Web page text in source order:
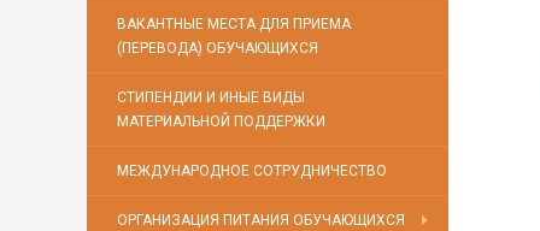
ВАКАНТНЫЕ МЕСТА ДЛЯ ПРИЕМА
(ПЕРЕВОДА) ОБУЧАЮЩИХСЯ
СТИПЕНДИИ И ИНЫЕ ВИДЫ
МАТЕРИАЛЬНОЙ ПОДДЕРЖКИ
МЕЖДУНАРОДНОЕ СОТРУДНИЧЕСТВО
ОРГАНИЗАЦИЯ ПИТАНИЯ ОБУЧАЮЩИХСЯ